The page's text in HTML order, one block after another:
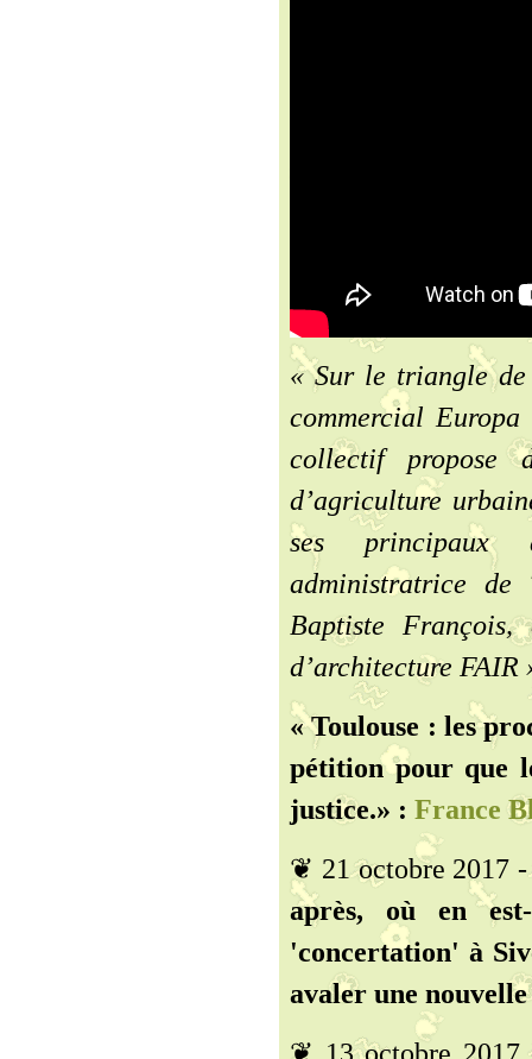
« Sur le triangle de
commercial
collectif propose
d’agriculture
ses principaux
administratrice de
Baptiste
d’architecture FAIR
« Toulouse : les
pétition pour que
justice.» : France
❦ 21 octobre 2017
après, où en
'concertation' à
avaler une